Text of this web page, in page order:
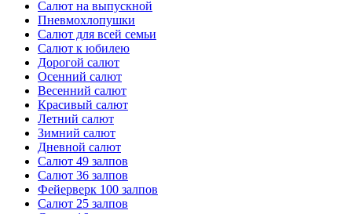
Салют на выпускной
Пневмохлопушки
Салют для всей семьи
Салют к юбилею
Дорогой салют
Осенний салют
Весенний салют
Красивый салют
Летний салют
Зимний салют
Дневной салют
Салют 49 залпов
Салют 36 залпов
Фейерверк 100 залпов
Салют 25 залпов